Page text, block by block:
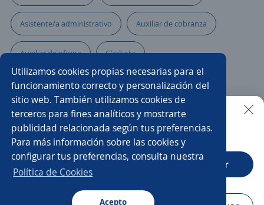
Utilizamos cookies propias necesarias para el
funcionamiento correcto y personalización del
sitio web. También utilizamos cookies de
terceros para fines analíticos y mostrarte
publicidad relacionada según tus preferencias.
Para más información sobre las cookies y
configurar tus preferencias, consulta nuestra
Política de Cookies
Acepto
Asistente/a administrativo Auxiliar de cobranza
Auxiliar de oficina Clarkista
Administrativo financiero Asistente de gerencia
Asistente comercial Asistente de recursos humanos
Supernumerario/a Auxiliar de archivo
Asistente/a de administración de personal
Administrador/a punto de venta
Buscar es más fácil en la app
CT App Abrir